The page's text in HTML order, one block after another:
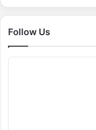
Follow Us